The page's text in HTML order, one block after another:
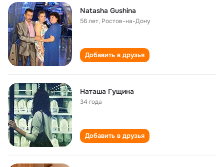
Natasha Gushina
56 лет, Ростов-на-Дону
Добавить в друзья
Наташа Гущина
34 года
Добавить в друзья